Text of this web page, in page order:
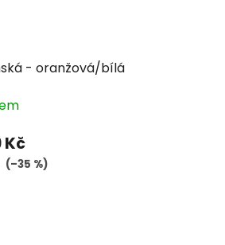
- oranžová/bílá
Kč
(–35 %)